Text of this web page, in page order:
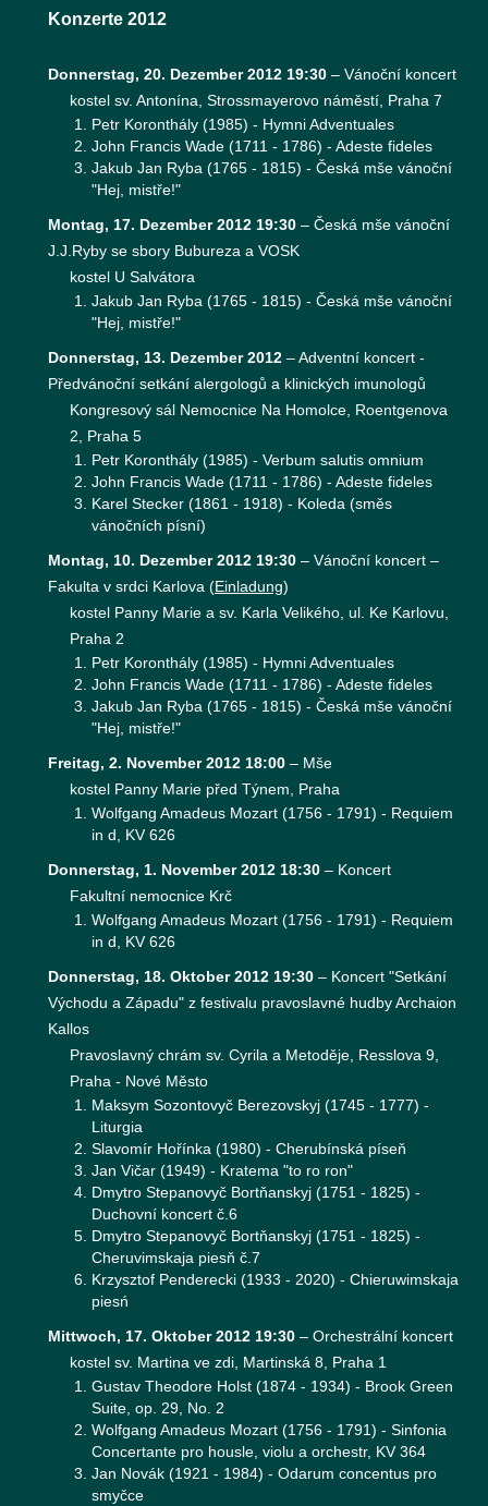
Konzerte 2012
Donnerstag, 20. Dezember 2012 19:30 – Vánoční koncert
kostel sv. Antonína, Strossmayerovo náměstí, Praha 7
Petr Koronthály (1985) - Hymni Adventuales
John Francis Wade (1711 - 1786) - Adeste fideles
Jakub Jan Ryba (1765 - 1815) - Česká mše vánoční
"Hej, mistře!"
Montag, 17. Dezember 2012 19:30 – Česká mše vánoční
J.J.Ryby se sbory Bubureza a VOSK
kostel U Salvátora
Jakub Jan Ryba (1765 - 1815) - Česká mše vánoční
"Hej, mistře!"
Donnerstag, 13. Dezember 2012 –Adventní koncert -
Předvánoční setkání alergologů a klinických imunologů
Kongresový sál Nemocnice Na Homolce, Roentgenova
2, Praha 5
Petr Koronthály (1985) - Verbum salutis omnium
John Francis Wade (1711 - 1786) - Adeste fideles
Karel Stecker (1861 - 1918) - Koleda (směs
vánočních písní)
Montag, 10. Dezember 2012 19:30 – Vánoční koncert –
Fakulta v srdci Karlova (Einladung)
kostel Panny Marie a sv. Karla Velikého, ul. Ke Karlovu,
Praha 2
Petr Koronthály (1985) - Hymni Adventuales
John Francis Wade (1711 - 1786) - Adeste fideles
Jakub Jan Ryba (1765 - 1815) - Česká mše vánoční
"Hej, mistře!"
Freitag, 2. November 2012 18:00 – Mše
kostel Panny Marie před Týnem, Praha
Wolfgang Amadeus Mozart (1756 - 1791) - Requiem
in d, KV 626
Donnerstag, 1. November 2012 18:30 – Koncert
Fakultní nemocnice Krč
Wolfgang Amadeus Mozart (1756 - 1791) - Requiem
in d, KV 626
Donnerstag, 18. Oktober 2012 19:30 – Koncert "Setkání
Východu a Západu" z festivalu pravoslavné hudby Archaion
Kallos
Pravoslavný chrám sv. Cyrila a Metoděje, Resslova 9,
Praha - Nové Město
Maksym Sozontovyč Berezovskyj (1745 - 1777) -
Liturgia
Slavomír Hořínka (1980) - Cherubínská píseň
Jan Vičar (1949) - Kratema "to ro ron"
Dmytro Stepanovyč Bortňanskyj (1751 - 1825) -
Duchovní koncert č.6
Dmytro Stepanovyč Bortňanskyj (1751 - 1825) -
Cheruvimskaja piesň č.7
Krzysztof Penderecki (1933 - 2020) - Chieruwimskaja
piesń
Mittwoch, 17. Oktober 2012 19:30 – Orchestrální koncert
kostel sv. Martina ve zdi, Martinská 8, Praha 1
Gustav Theodore Holst (1874 - 1934) - Brook Green
Suite, op. 29, No. 2
Wolfgang Amadeus Mozart (1756 - 1791) - Sinfonia
Concertante pro housle, violu a orchestr, KV 364
Jan Novák (1921 - 1984) - Odarum concentus pro
smyčce